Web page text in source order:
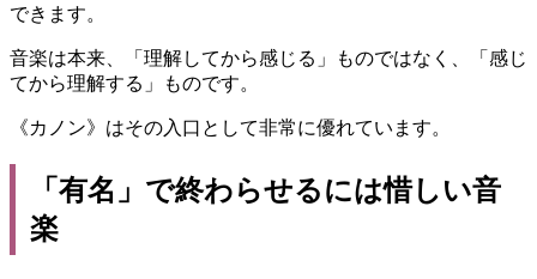
できます。
音楽は本来、「理解してから感じる」ものではなく、「感じ
てから理解する」ものです。
《カノン》はその入口として非常に優れています。
「有名」で終わらせるには惜しい音
楽